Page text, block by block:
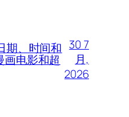
期、时间和
画电影和超
30 7
月,
2026